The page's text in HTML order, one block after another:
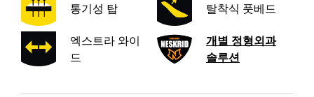
통기성 탑 탈착식 풋베드
엑스트라 와이
드
개별 정형외과
솔루션